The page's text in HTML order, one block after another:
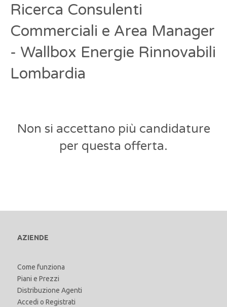
Ricerca Consulenti
Commerciali e Area Manager
- Wallbox Energie Rinnovabili
Lombardia
Non si accettano più candidature
per questa offerta.
AZIENDE
Come funziona
Piani e Prezzi
Distribuzione Agenti
Accedi o Registrati